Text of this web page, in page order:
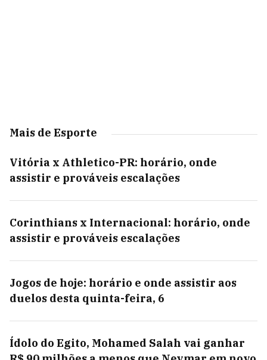
Mais de Esporte
Vitória x Athletico-PR: horário, onde
assistir e prováveis escalações
Corinthians x Internacional: horário, onde
assistir e prováveis escalações
Jogos de hoje: horário e onde assistir aos
duelos desta quinta-feira, 6
Ídolo do Egito, Mohamed Salah vai ganhar